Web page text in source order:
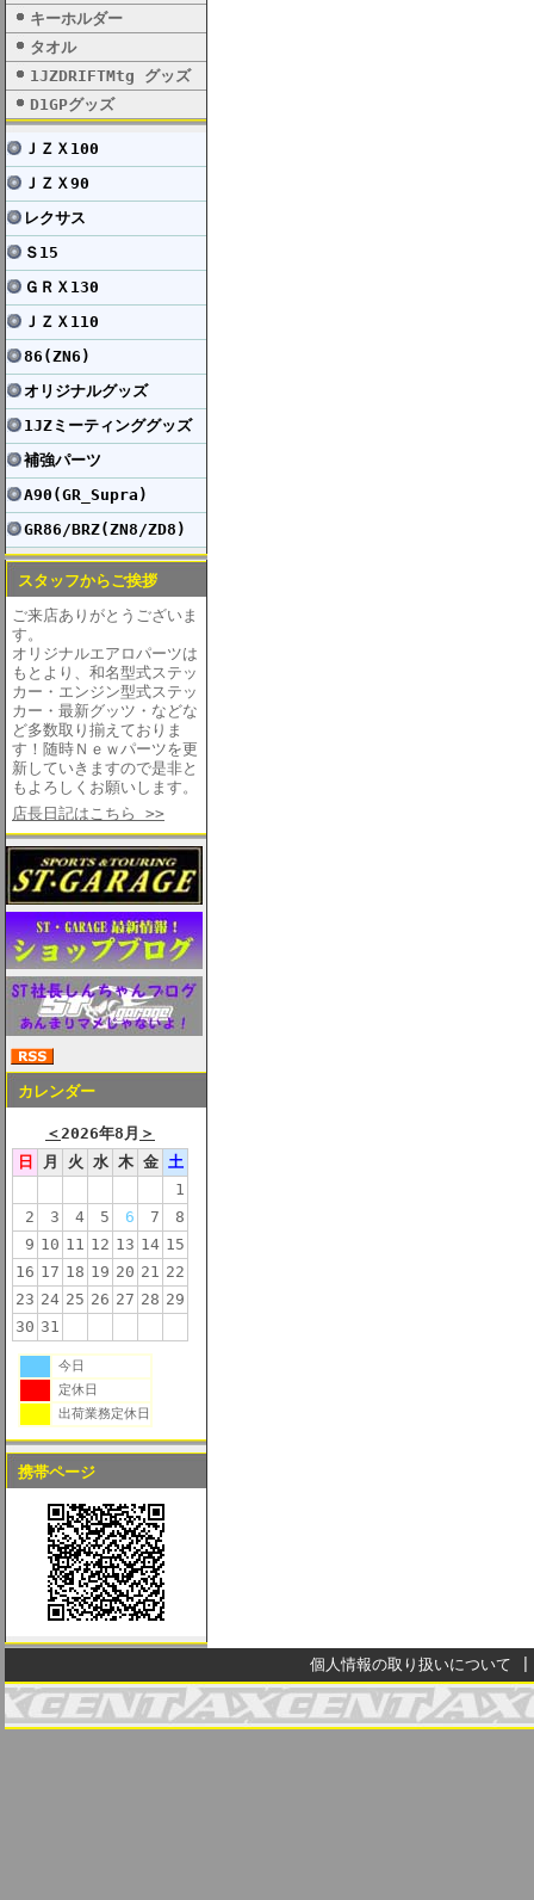
キーホルダー
タオル
1JZDRIFTMtg グッズ
D1GPグッズ
ＪＺＸ100
ＪＺＸ90
レクサス
Ｓ15
ＧＲＸ130
ＪＺＸ110
86(ZN6)
オリジナルグッズ
1JZミーティンググッズ
補強パーツ
A90(GR_Supra)
GR86/BRZ(ZN8/ZD8)
スタッフからご挨拶
ご来店ありがとうございま
す。
オリジナルエアロパーツは
もとより、和名型式ステッ
カー・エンジン型式ステッ
カー・最新グッツ・などな
ど多数取り揃えておりま
す！随時Ｎｅｗパーツを更
新していきますので是非と
もよろしくお願いします。
店長日記はこちら >>
カレンダー
＜2026年8月 ＞
日
月 火 水 木 金 土
1
2
3 4 5 6 7
8
9 10 11 12 13 14 15
16 17 18 19 20 21 22
23 24 25 26 27 28 29
30 31
今日
定休日
出荷業務定休日
携帯ページ
個人情報の取り扱いについて